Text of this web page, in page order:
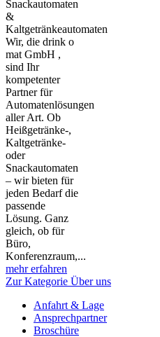
Snackautomaten
&
Kaltgetränkeautomaten
Wir, die drink o
mat GmbH ,
sind Ihr
kompetenter
Partner für
Automatenlösungen
aller Art. Ob
Heißgetränke-,
Kaltgetränke-
oder
Snackautomaten
– wir bieten für
jeden Bedarf die
passende
Lösung. Ganz
gleich, ob für
Büro,
Konferenzraum,...
mehr erfahren
Zur Kategorie Über uns
Anfahrt & Lage
Ansprechpartner
Broschüre